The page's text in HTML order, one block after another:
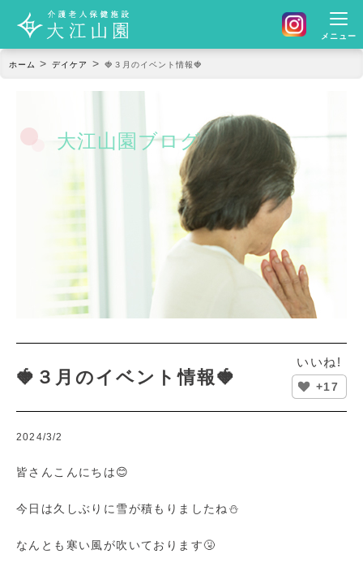
メニュー
ホーム >デイケア > 🍓３月のイベント情報🍓
大江山園ブログ
🍓３月のイベント情報🍓
いいね!
+17
2024/3/2
皆さんこんにちは😊
今日は久しぶりに雪が積もりましたね⛄
なんとも寒い風が吹いております🤧